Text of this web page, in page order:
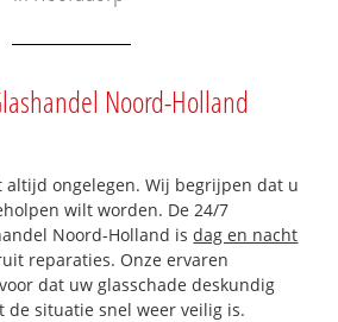
Noord-Holland
altijd ongelegen. Wij begrijpen dat u
wilt worden. De 24/7
Noord-Holland isdag en nacht
reparaties. Onze ervaren
dat uw glasschade deskundig
situatie snel weer veilig is.